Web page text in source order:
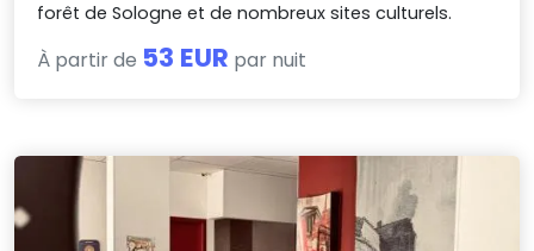
forêt de Sologne et de nombreux sites culturels.
À partir de 53 EUR par nuit